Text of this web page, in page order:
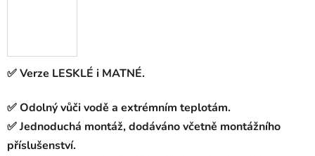
✅ Verze LESKLÉ i MATNÉ.
✅ Odolný vůči vodě a extrémním teplotám.
✅ Jednoduchá montáž, dodáváno včetně montážního
příslušenství.